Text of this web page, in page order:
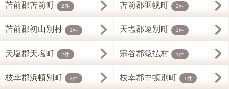
苫前郡苫前町 2件 苫前郡羽幌町 2件
苫前郡初山別村 1件 天塩郡遠別町 1件
天塩郡天塩町 2件 宗谷郡猿払村 1件
枝幸郡浜頓別町 3件 枝幸郡中頓別町 1件